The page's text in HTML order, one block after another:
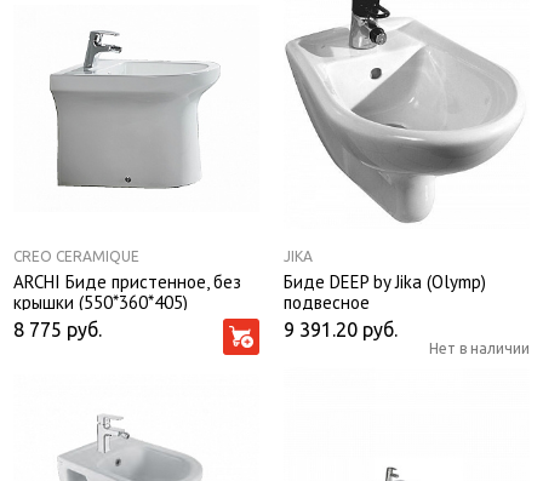
CREO CERAMIQUE
ARCHI Биде пристенное, без
крышки (550*360*405)
8 775 руб.
JIKA
Биде DEEP by Jika (Olymp)
подвесное
9 391.20 руб.
Нет в наличии